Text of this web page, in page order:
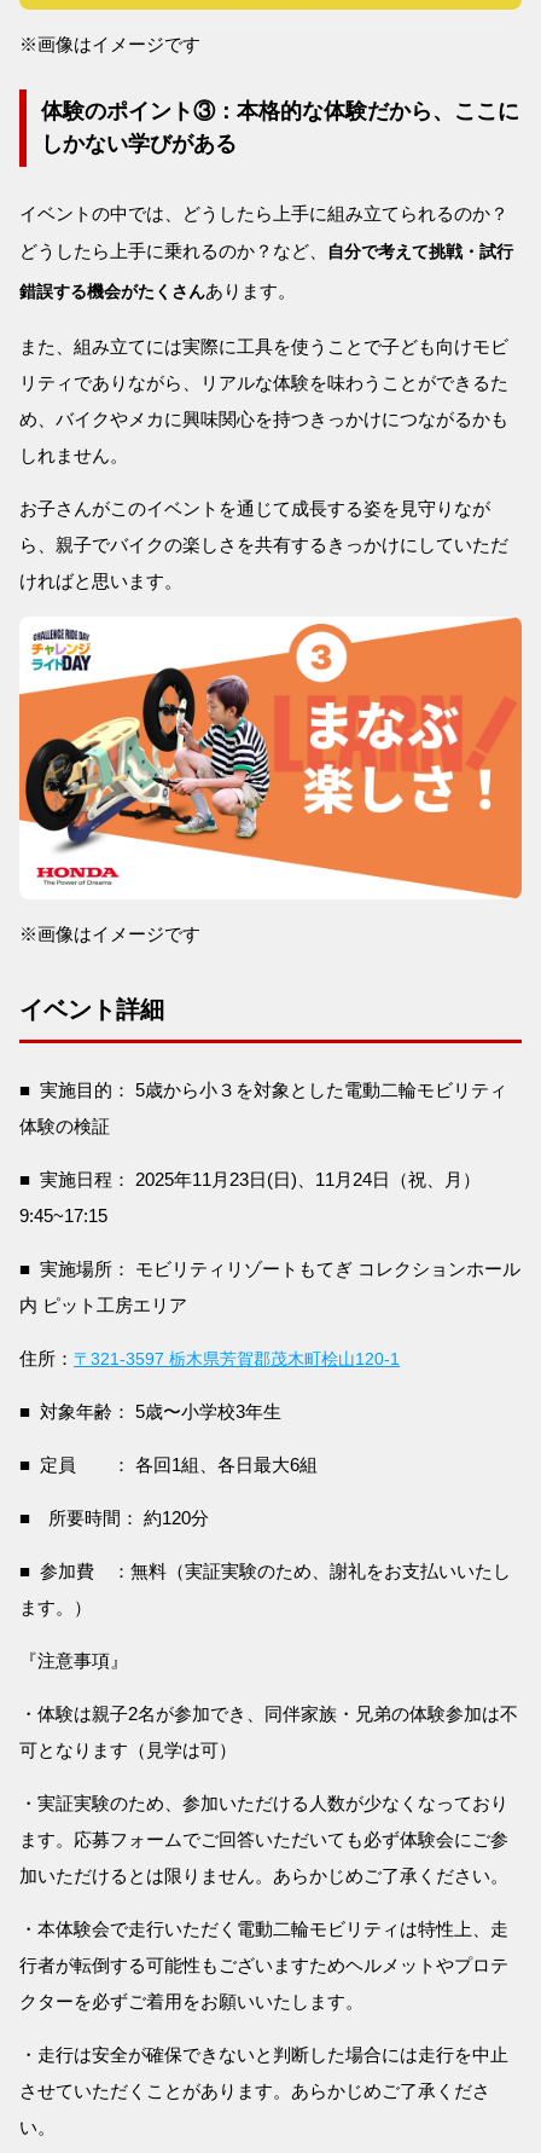
※画像はイメージです
体験のポイント③：本格的な体験だから、ここに
しかない学びがある
イベントの中では、どうしたら上手に組み立てられるのか？
どうしたら上手に乗れるのか？など、
自分で考えて挑戦・試行
錯誤する機会がたくさんあります。
また、組み立てには実際に工具を使うことで子ども向けモビ
リティでありながら、リアルな体験を味わうことができるた
め、バイクやメカに興味関心を持つきっかけにつながるかも
しれません。
お子さんがこのイベントを通じて成長する姿を見守りなが
ら、親子でバイクの楽しさを共有するきっかけにしていただ
ければと思います。
※画像はイメージです
イベント詳細
■ 実施目的： 5歳から小３を対象とした電動二輪モビリティ
体験の検証
■ 実施日程： 2025年11月23日(日)、11月24日（祝、月）
9:45~17:15
■ 実施場所： モビリティリゾートもてぎ コレクションホール
内 ピット工房エリア
住所： 〒321-3597 栃木県芳賀郡茂木町桧山120-1
■ 対象年齢： 5歳〜小学校3年生
■ 定員 ： 各回1組、各日最大6組
■ 所要時間： 約120分
■ 参加費 ：無料（実証実験のため、謝礼をお支払いいたし
ます。）
『注意事項』
・体験は親子2名が参加でき、同伴家族・兄弟の体験参加は不
可となります（見学は可）
・実証実験のため、参加いただける人数が少なくなっており
ます。応募フォームでご回答いただいても必ず体験会にご参
加いただけるとは限りません。あらかじめご了承ください。
・本体験会で走行いただく電動二輪モビリティは特性上、走
行者が転倒する可能性もございますためヘルメットやプロテ
クターを必ずご着用をお願いいたします。
・走行は安全が確保できないと判断した場合には走行を中止
させていただくことがあります。あらかじめご了承くださ
い。